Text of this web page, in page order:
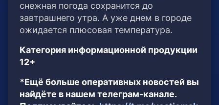
снежная погода сохранится до
завтрашнего утра. А уже днем в городе
ожидается плюсовая температура.
Категория информационной продукции
12+
*Ещё больше оперативных новостей вы
найдёте в нашем телеграм-канале.